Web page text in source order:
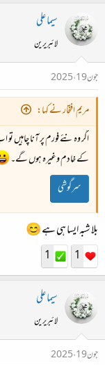
سیما علی
لائبریرین
جون 19، 2025
مریم افتخار نے کہا:
اگر وہ نئے فورم پر آنا
کے خادم وغیرہ ہوں گے۔
سرگوشی
بلا شبہ ایسا ہی ہے 😊
1
1
سیما علی
لائبریرین
جون 19، 2025